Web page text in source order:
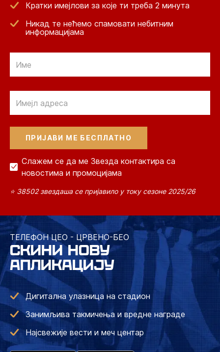
Кратки имејлови за које ти треба 2 минута
Никад те нећемо спамовати небитним
информацијама
Слажем се да ме Звезда контактира са
новостима и промоцијама
⭐ 38502 звездаша се пријавило у току сезоне 2025/26
ТЕЛЕФОН ЦЕО - ЦРВЕНО-БЕО
СКИНИ НОВУ
АПЛИКАЦИЈУ
Дигитална улазница на стадион
Занимљива такмичења и вредне награде
Најсвежије вести и меч центар